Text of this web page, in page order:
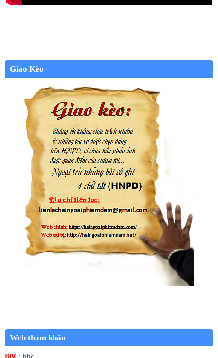
Giao Kèo
Web tham khảo
BBC: bbc